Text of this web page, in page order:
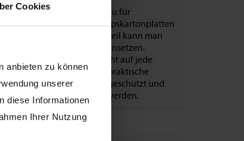
Cookies
anbieten zu können
unserer
diese Informationen
Ihrer Nutzung
wird im Trockenbau für
in Verbindung mit Gipskartonplatten
Durch sein flexibles Mittelteil kann man
Winkel von 50° bis 180° einsetzen.
lässt sich MULTI extrem leicht auf jede
anpassen. Durch die praktische
als Rolle bleibt das Profil geschützt und
und einfach transportiert werden.